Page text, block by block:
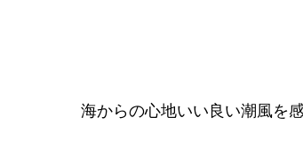
海からの心地いい良い潮風を